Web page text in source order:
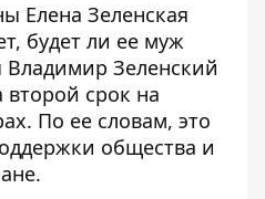
Елена Зеленская
будет ли ее муж
Зеленский
второй срок на
По ее словам, это
общества и
.